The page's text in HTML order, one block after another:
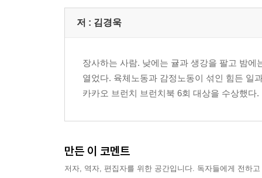
저 : 김경욱
장사하는 사람. 낮에는 귤과 생강을 팔고 밤
열었다. 육체노동과 감정노동이 섞인 힘든 일
카카오 브런치 브런치북 6회 대상을 수상했
만든 이 코멘트
저자, 역자, 편집자를 위한 공간입니다. 독자들에게 전하